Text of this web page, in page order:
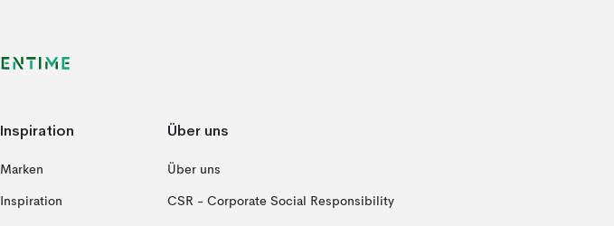
Inspiration
Marken
Inspiration
Über uns
Über uns
CSR - Corporate Social Responsibility